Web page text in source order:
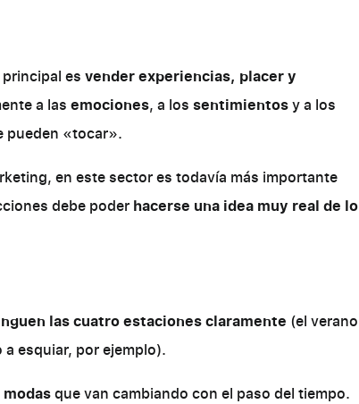
es vender experiencias, placer y
a las emociones, a los sentimientosy a los
pueden «tocar».
en este sector es todavía más importante
debe poder hacerse una idea muy real de lo
las cuatro estaciones claramente (el verano
esquiar, por ejemplo).
que van cambiando con el paso del tiempo.